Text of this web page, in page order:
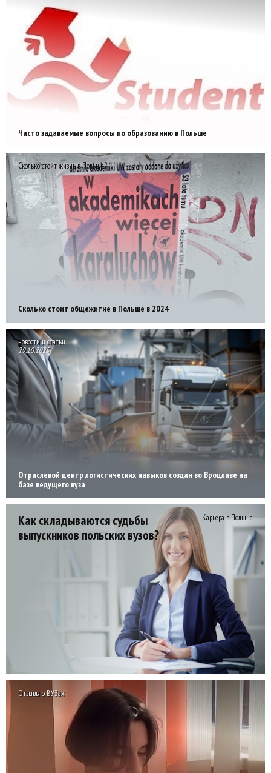
Часто задаваемые вопросы по образованию в Польше
Сколько стоит жизнь в Польше?
Сколько стоит общежитие в Польше в 2024
новости и статьи
29.10.2025
Отраслевой центр логистических навыков создан во Вроцлаве на
базе ведущего вуза
Карьера в Польше
Как складываются судьбы
выпускников польских вузов?
Отзывы о ВУЗах